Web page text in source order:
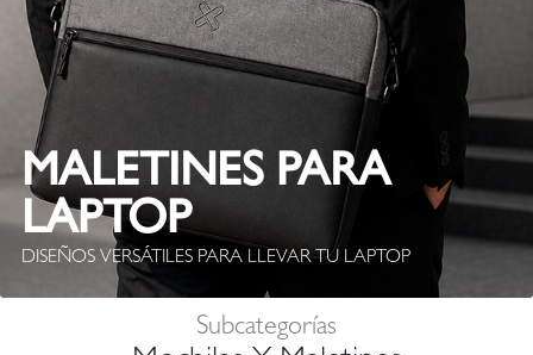
MALETINES PARA
LAPTOP
DISEÑOS VERSÁTILES PARA LLEVAR TU LAPTOP
Subcategorías